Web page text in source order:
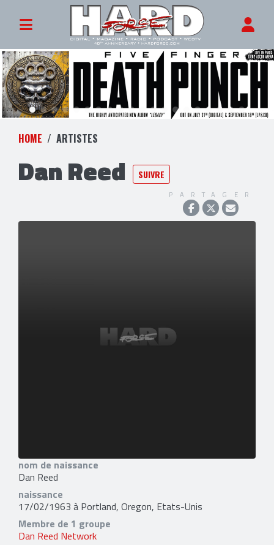
HOME ARTISTES
Dan Reed SUIVRE
PARTAGER
nom de naissance
Dan Reed
naissance
17/02/1963 à Portland, Oregon, Etats-Unis
Membre de 1 groupe
Dan Reed Network